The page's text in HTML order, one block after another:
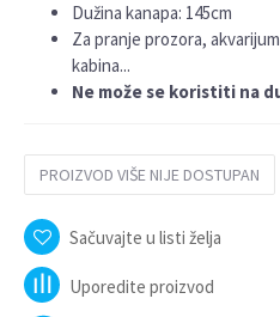
Dužina kanapa: 145cm
Za pranje prozora,
kabina...
Ne može se koristiti na
PROIZVOD VIŠE NIJE DOSTUPAN
Sačuvajte u listi želja
Uporedite proizvod